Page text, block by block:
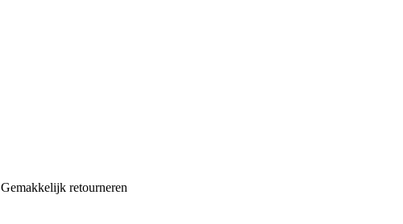
Gemakkelijk retourneren